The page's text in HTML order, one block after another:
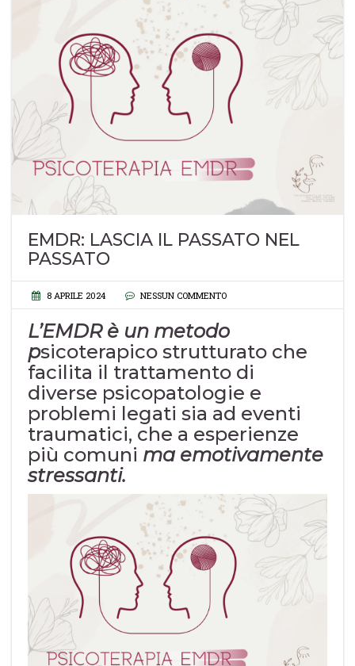
EMDR: LASCIA IL PASSATO NEL
PASSATO
8 APRILE 2024 NESSUN COMMENTO
L’EMDR è un metodo
psicoterapico strutturato che
facilita il trattamento di
diverse psicopatologie e
problemi legati sia ad eventi
traumatici, che a esperienze
più comuni ma emotivamente
stressanti.